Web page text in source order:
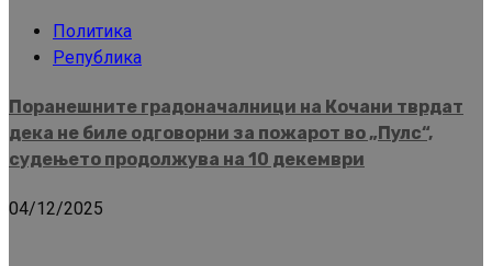
Политика
Република
Поранешните градоначалници на Кочани тврдат
дека не биле одговорни за пожарот во „Пулс“,
судењето продолжува на 10 декември
04/12/2025